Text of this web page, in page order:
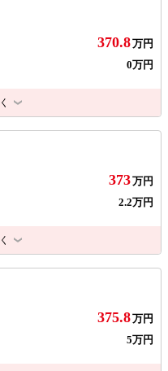
370.8万円
0万円
373万円
2.2万円
375.8万円
5万円